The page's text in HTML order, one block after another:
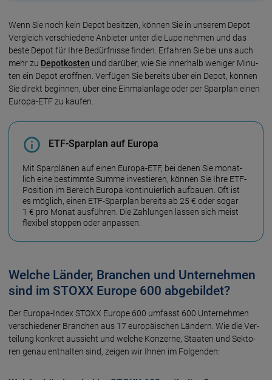
Wenn Sie noch kein De­pot besit­zen, kön­nen Sie in unse­rem Depot
Vergleich verschie­de­ne Anbie­ter un­ter die Lupe neh­men und das
beste Depot für Ihre Bedürf­nis­se fin­den. Erfahren Sie bei uns auch
mehr zu Depot­kos­ten und darüber, wie Sie innerhalb weniger Minu­
ten ein Depot eröff­nen. Verfü­gen Sie be­reits über ein Depot, können
Sie direkt begin­nen, über eine Ein­mal­an­lage oder per Spar­plan einen
Europa-ETF zu kau­fen.
ETF-Sparplan auf Europa
Mit Spar­plä­nen auf einen Europa-ETF, bei denen Sie monat­
lich eine be­stimm­te Summe inves­tie­ren, können Sie Ihre ETF-
Posi­tion im Be­reich Europa konti­nuier­lich auf­bau­en. Oft ist
es mög­lich, einen ETF-Spar­plan be­reits ab 25 € oder sogar
1 € pro Mo­nat aus­füh­ren. Die Zah­lun­gen las­sen sich meist
flexi­bel stop­pen oder anpas­sen.
Welche Länder, Branchen und Unternehmen
sind im STOXX Europe 600 abgebildet?
Der Europa-Index STOXX Euro­pe 600 umfasst 600 Unter­neh­men
verschie­de­ner Bran­chen aus 17 euro­päi­schen Län­dern. Wie die Ver­
tei­lung kon­kret aus­sieht und wel­che Kon­zer­ne, Staa­ten und Sekto­
ren genau ent­hal­ten sind, zei­gen wir Ih­nen im Fol­gen­den: